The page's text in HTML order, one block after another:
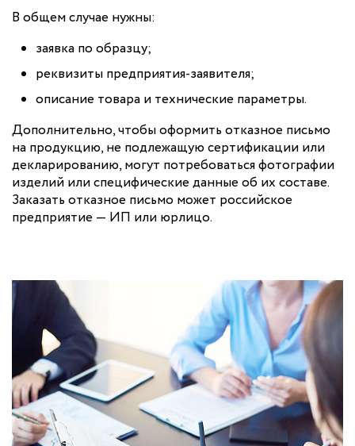
В общем случае нужны:
заявка по образцу;
реквизиты предприятия-заявителя;
описание товара и технические параметры.
Дополнительно, чтобы оформить отказное письмо
на продукцию, не подлежащую сертификации или
декларированию, могут потребоваться фотографии
изделий или специфические данные об их составе.
Заказать отказное письмо может российское
предприятие — ИП или юрлицо.